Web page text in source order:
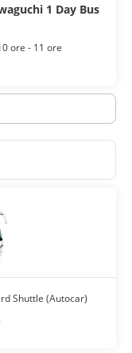
1 Day Bus
ore - 11 ore
Shuttle (Autocar)